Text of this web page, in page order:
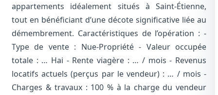
appartements idéalement situés à Saint-Étienne,
tout en bénéficiant d’une décote significative liée au
démembrement. Caractéristiques de l’opération : -
Type de vente : Nue-Propriété - Valeur occupée
totale : … Hai - Rente viagère : … / mois - Revenus
locatifs actuels (perçus par le vendeur) : … / mois -
Charges & travaux : 100 % à la charge du vendeur